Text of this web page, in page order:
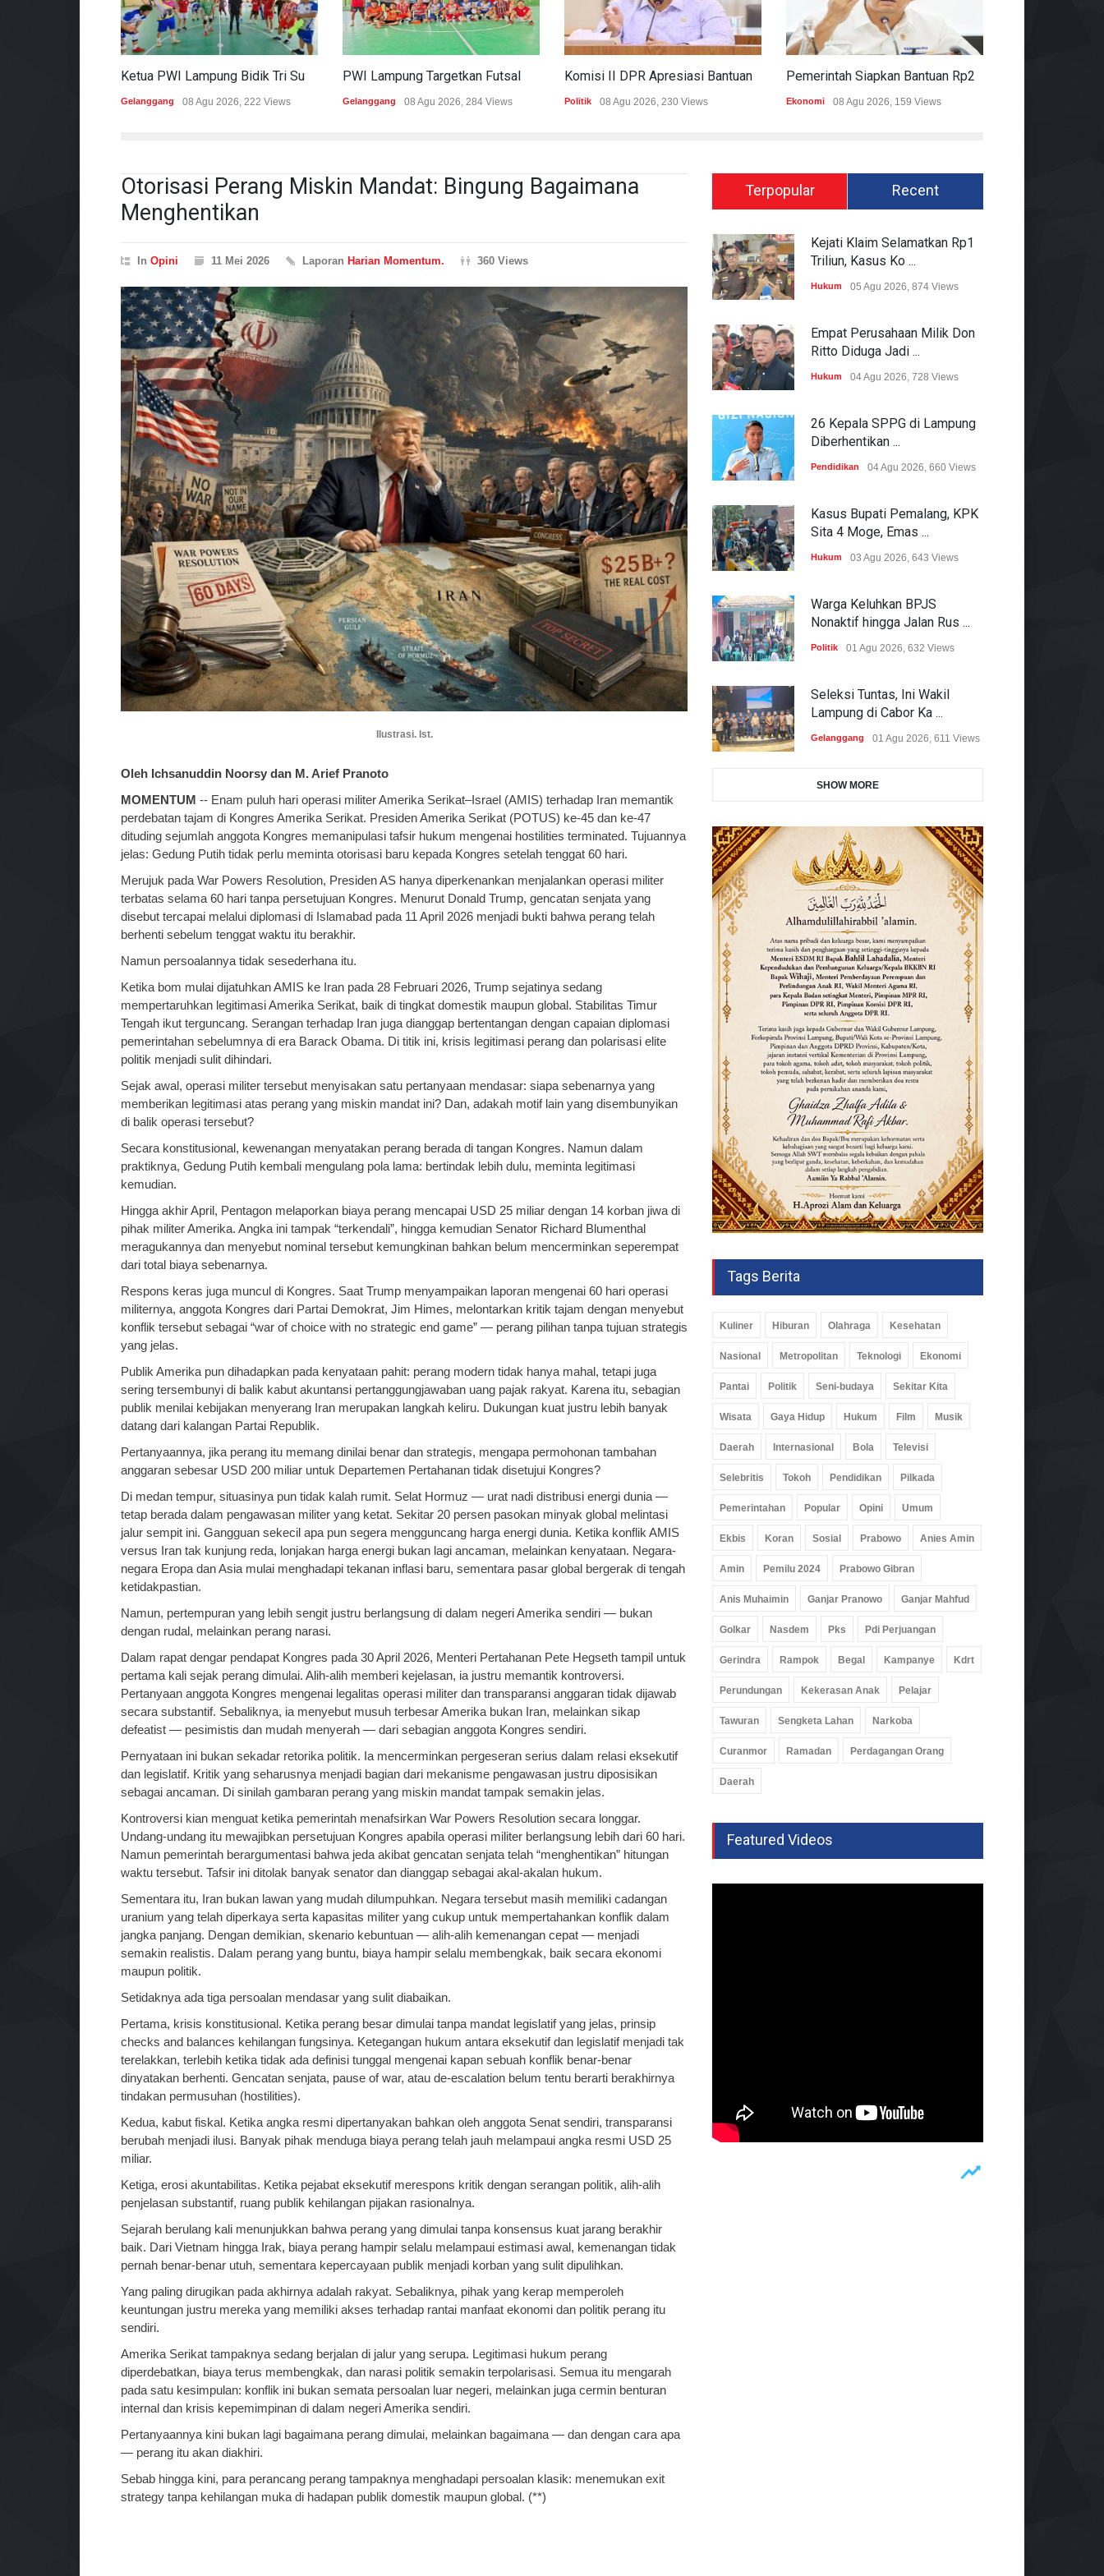
Gelanggang 08 Agu 2026, 222 Views Gelanggang 08 Agu 2026, 284 Views Politik 08 Agu 2026, 230 Views Ekonomi 08 Agu 2026, 159 Views
Otorisasi Perang Miskin Mandat: Bingung Bagaimana
Menghentikan
In Opini 11 Mei 2026 Laporan Harian Momentum. 360 Views
Ilustrasi. Ist.
Oleh Ichsanuddin Noorsy dan M. Arief Pranoto
MOMENTUM -- Enam puluh hari operasi militer Amerika Serikat–Israel (AMIS) terhadap Iran memantik
perdebatan tajam di Kongres Amerika Serikat. Presiden Amerika Serikat (POTUS) ke-45 dan ke-47
dituding sejumlah anggota Kongres memanipulasi tafsir hukum mengenai hostilities terminated. Tujuannya
jelas: Gedung Putih tidak perlu meminta otorisasi baru kepada Kongres setelah tenggat 60 hari.
Merujuk pada War Powers Resolution, Presiden AS hanya diperkenankan menjalankan operasi militer
terbatas selama 60 hari tanpa persetujuan Kongres. Menurut Donald Trump, gencatan senjata yang
disebut tercapai melalui diplomasi di Islamabad pada 11 April 2026 menjadi bukti bahwa perang telah
berhenti sebelum tenggat waktu itu berakhir.
Namun persoalannya tidak sesederhana itu.
Ketika bom mulai dijatuhkan AMIS ke Iran pada 28 Februari 2026, Trump sejatinya sedang
mempertaruhkan legitimasi Amerika Serikat, baik di tingkat domestik maupun global. Stabilitas Timur
Tengah ikut terguncang. Serangan terhadap Iran juga dianggap bertentangan dengan capaian diplomasi
pemerintahan sebelumnya di era Barack Obama. Di titik ini, krisis legitimasi perang dan polarisasi elite
politik menjadi sulit dihindari.
Sejak awal, operasi militer tersebut menyisakan satu pertanyaan mendasar: siapa sebenarnya yang
memberikan legitimasi atas perang yang miskin mandat ini? Dan, adakah motif lain yang disembunyikan
di balik operasi tersebut?
Secara konstitusional, kewenangan menyatakan perang berada di tangan Kongres. Namun dalam
praktiknya, Gedung Putih kembali mengulang pola lama: bertindak lebih dulu, meminta legitimasi
kemudian.
Hingga akhir April, Pentagon melaporkan biaya perang mencapai USD 25 miliar dengan 14 korban jiwa di
pihak militer Amerika. Angka ini tampak “terkendali”, hingga kemudian Senator Richard Blumenthal
meragukannya dan menyebut nominal tersebut kemungkinan bahkan belum mencerminkan seperempat
dari total biaya sebenarnya.
Respons keras juga muncul di Kongres. Saat Trump menyampaikan laporan mengenai 60 hari operasi
militernya, anggota Kongres dari Partai Demokrat, Jim Himes, melontarkan kritik tajam dengan menyebut
konflik tersebut sebagai “war of choice with no strategic end game” — perang pilihan tanpa tujuan strategis
yang jelas.
Publik Amerika pun dihadapkan pada kenyataan pahit: perang modern tidak hanya mahal, tetapi juga
sering tersembunyi di balik kabut akuntansi pertanggungjawaban uang pajak rakyat. Karena itu, sebagian
publik menilai kebijakan menyerang Iran merupakan langkah keliru. Dukungan kuat justru lebih banyak
datang dari kalangan Partai Republik.
Pertanyaannya, jika perang itu memang dinilai benar dan strategis, mengapa permohonan tambahan
anggaran sebesar USD 200 miliar untuk Departemen Pertahanan tidak disetujui Kongres?
Di medan tempur, situasinya pun tidak kalah rumit. Selat Hormuz — urat nadi distribusi energi dunia —
tetap berada dalam pengawasan militer yang ketat. Sekitar 20 persen pasokan minyak global melintasi
jalur sempit ini. Gangguan sekecil apa pun segera mengguncang harga energi dunia. Ketika konflik AMIS
versus Iran tak kunjung reda, lonjakan harga energi bukan lagi ancaman, melainkan kenyataan. Negara-
negara Eropa dan Asia mulai menghadapi tekanan inflasi baru, sementara pasar global bergerak di tengah
ketidakpastian.
Namun, pertempuran yang lebih sengit justru berlangsung di dalam negeri Amerika sendiri — bukan
dengan rudal, melainkan perang narasi.
Dalam rapat dengar pendapat Kongres pada 30 April 2026, Menteri Pertahanan Pete Hegseth tampil untuk
pertama kali sejak perang dimulai. Alih-alih memberi kejelasan, ia justru memantik kontroversi.
Pertanyaan anggota Kongres mengenai legalitas operasi militer dan transparansi anggaran tidak dijawab
secara substantif. Sebaliknya, ia menyebut musuh terbesar Amerika bukan Iran, melainkan sikap
defeatist — pesimistis dan mudah menyerah — dari sebagian anggota Kongres sendiri.
Pernyataan ini bukan sekadar retorika politik. Ia mencerminkan pergeseran serius dalam relasi eksekutif
dan legislatif. Kritik yang seharusnya menjadi bagian dari mekanisme pengawasan justru diposisikan
sebagai ancaman. Di sinilah gambaran perang yang miskin mandat tampak semakin jelas.
Kontroversi kian menguat ketika pemerintah menafsirkan War Powers Resolution secara longgar.
Undang-undang itu mewajibkan persetujuan Kongres apabila operasi militer berlangsung lebih dari 60 hari.
Namun pemerintah berargumentasi bahwa jeda akibat gencatan senjata telah “menghentikan” hitungan
waktu tersebut. Tafsir ini ditolak banyak senator dan dianggap sebagai akal-akalan hukum.
Sementara itu, Iran bukan lawan yang mudah dilumpuhkan. Negara tersebut masih memiliki cadangan
uranium yang telah diperkaya serta kapasitas militer yang cukup untuk mempertahankan konflik dalam
jangka panjang. Dengan demikian, skenario kebuntuan — alih-alih kemenangan cepat — menjadi
semakin realistis. Dalam perang yang buntu, biaya hampir selalu membengkak, baik secara ekonomi
maupun politik.
Setidaknya ada tiga persoalan mendasar yang sulit diabaikan.
Pertama, krisis konstitusional. Ketika perang besar dimulai tanpa mandat legislatif yang jelas, prinsip
checks and balances kehilangan fungsinya. Ketegangan hukum antara eksekutif dan legislatif menjadi tak
terelakkan, terlebih ketika tidak ada definisi tunggal mengenai kapan sebuah konflik benar-benar
dinyatakan berhenti. Gencatan senjata, pause of war, atau de-escalation belum tentu berarti berakhirnya
tindakan permusuhan (hostilities).
Kedua, kabut fiskal. Ketika angka resmi dipertanyakan bahkan oleh anggota Senat sendiri, transparansi
berubah menjadi ilusi. Banyak pihak menduga biaya perang telah jauh melampaui angka resmi USD 25
miliar.
Ketiga, erosi akuntabilitas. Ketika pejabat eksekutif merespons kritik dengan serangan politik, alih-alih
penjelasan substantif, ruang publik kehilangan pijakan rasionalnya.
Sejarah berulang kali menunjukkan bahwa perang yang dimulai tanpa konsensus kuat jarang berakhir
baik. Dari Vietnam hingga Irak, biaya perang hampir selalu melampaui estimasi awal, kemenangan tidak
pernah benar-benar utuh, sementara kepercayaan publik menjadi korban yang sulit dipulihkan.
Yang paling dirugikan pada akhirnya adalah rakyat. Sebaliknya, pihak yang kerap memperoleh
keuntungan justru mereka yang memiliki akses terhadap rantai manfaat ekonomi dan politik perang itu
sendiri.
Amerika Serikat tampaknya sedang berjalan di jalur yang serupa. Legitimasi hukum perang
diperdebatkan, biaya terus membengkak, dan narasi politik semakin terpolarisasi. Semua itu mengarah
pada satu kesimpulan: konflik ini bukan semata persoalan luar negeri, melainkan juga cermin benturan
internal dan krisis kepemimpinan di dalam negeri Amerika sendiri.
Pertanyaannya kini bukan lagi bagaimana perang dimulai, melainkan bagaimana — dan dengan cara apa
— perang itu akan diakhiri.
Sebab hingga kini, para perancang perang tampaknya menghadapi persoalan klasik: menemukan exit
strategy tanpa kehilangan muka di hadapan publik domestik maupun global. (**)
Terpopular Recent
Kejati Klaim Selamatkan Rp1
Triliun, Kasus Ko ...
Hukum 05 Agu 2026, 874 Views
Empat Perusahaan Milik Don
Ritto Diduga Jadi ...
Hukum 04 Agu 2026, 728 Views
26 Kepala SPPG di Lampung
Diberhentikan ...
Pendidikan 04 Agu 2026, 660 Views
Kasus Bupati Pemalang, KPK
Sita 4 Moge, Emas ...
Hukum 03 Agu 2026, 643 Views
Warga Keluhkan BPJS
Nonaktif hingga Jalan Rus ...
Politik 01 Agu 2026, 632 Views
Seleksi Tuntas, Ini Wakil
Lampung di Cabor Ka ...
Gelanggang 01 Agu 2026, 611 Views
SHOW MORE
Tags Berita
Kuliner Hiburan Olahraga Kesehatan
Nasional Metropolitan Teknologi Ekonomi
Pantai Politik Seni-budaya Sekitar Kita
Wisata Gaya Hidup Hukum Film Musik
Daerah Internasional Bola Televisi
Selebritis Tokoh Pendidikan Pilkada
Pemerintahan Popular Opini Umum
Ekbis Koran Sosial Prabowo Anies Amin
Amin Pemilu 2024 Prabowo Gibran
Anis Muhaimin Ganjar Pranowo Ganjar Mahfud
Golkar Nasdem Pks Pdi Perjuangan
Gerindra Rampok Begal Kampanye Kdrt
Perundungan Kekerasan Anak Pelajar
Tawuran Sengketa Lahan Narkoba
Curanmor Ramadan Perdagangan Orang
Daerah
Featured Videos